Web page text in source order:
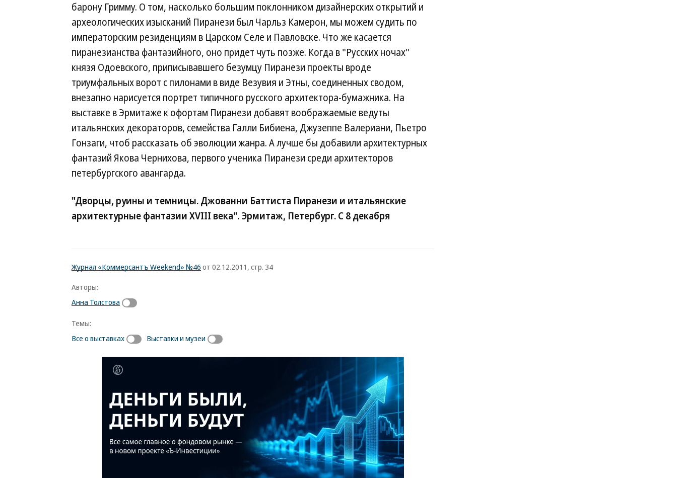
барону Гримму. О том, насколько большим поклонником дизайнерских открытий и
археологических изысканий Пиранези был Чарльз Камерон, мы можем судить по
императорским резиденциям в Царском Селе и Павловске. Что же касается
пиранезианства фантазийного, оно придет чуть позже. Когда в "Русских ночах"
князя Одоевского, приписывавшего безумцу Пиранези проекты вроде
триумфальных ворот с пилонами в виде Везувия и Этны, соединенных сводом,
внезапно нарисуется портрет типичного русского архитектора-бумажника. На
выставке в Эрмитаже к офортам Пиранези добавят воображаемые ведуты
итальянских декораторов, семейства Галли Бибиена, Джузеппе Валериани, Пьетро
Гонзаги, чтоб рассказать об эволюции жанра. А лучше бы добавили архитектурных
фантазий Якова Чернихова, первого ученика Пиранези среди архитекторов
петербургского авангарда.
"Дворцы, руины и темницы. Джованни Баттиста Пиранези и итальянские
архитектурные фантазии XVIII века". Эрмитаж, Петербург. С 8 декабря
Журнал «Коммерсантъ Weekend» №46 от 02.12.2011, стр. 34
Авторы:
Анна Толстова
Темы:
Все о выставках
Выставки и музеи